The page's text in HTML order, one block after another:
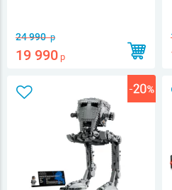
24 990р
19 990 р